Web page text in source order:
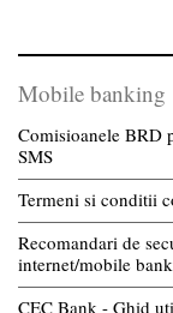
Mobile banking
Comisioanele
SMS
Termeni si conditii
Recomandari de
internet/mobile
CEC Bank - Ghid